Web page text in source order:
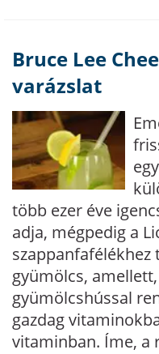
Bruce Lee
varázslat
több ezer éve
adja, mégpedig a
szappanfafélékhez
gyümölcs,
gyümölcshússal
gazdag
vitaminban. Íme, a